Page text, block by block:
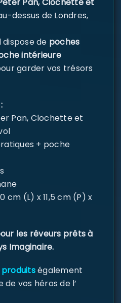
dessus de Londres,
de poches
intérieure
garder vos trésors
Pan, Clochette et
+ poche
cm (L) x 11,5 cm (P) x
les rêveurs prêts à
Imaginaire.
produitségalement
de vos héros de l’